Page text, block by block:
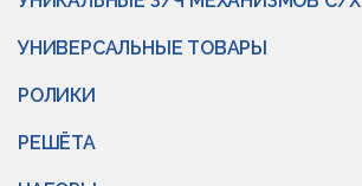
УНИВЕРСАЛЬНЫЕ ТОВАРЫ
РОЛИКИ
РЕШЁТА